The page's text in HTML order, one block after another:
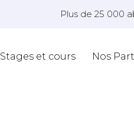
Plus de 25 000
Stages et cours Nos